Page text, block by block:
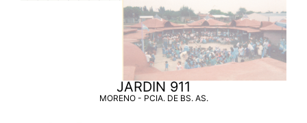
JARDIN 911
MORENO - PCIA. DE BS. AS.